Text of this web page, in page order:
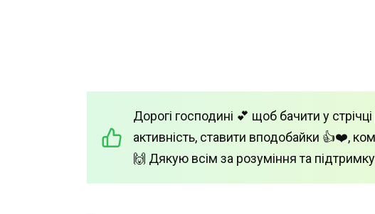
Дорогі господині 💕 щоб бачити у
активність, ставити вподобайки 👍❤️,
🙌 Дякую всім за розуміння та